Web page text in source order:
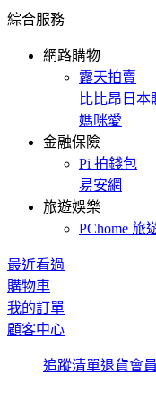
綜合服務
網路購物
露天拍賣
比比昂日本
媽咪愛
金融保險
Pi 拍錢包
易安網
旅遊娛樂
PChome 旅
最近看過
購物車
我的訂單
顧客中心
追蹤清單退貨會